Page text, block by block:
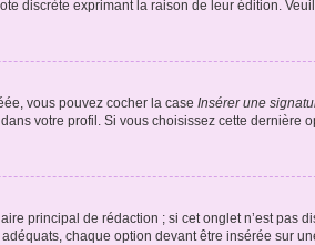
discrète exprimant la raison de leur édition.
vous pouvez cocher la case Insérer une
votre profil. Si vous choisissez cette dernière
principal de rédaction ; si cet onglet n’est pas
chaque option devant être insérée sur